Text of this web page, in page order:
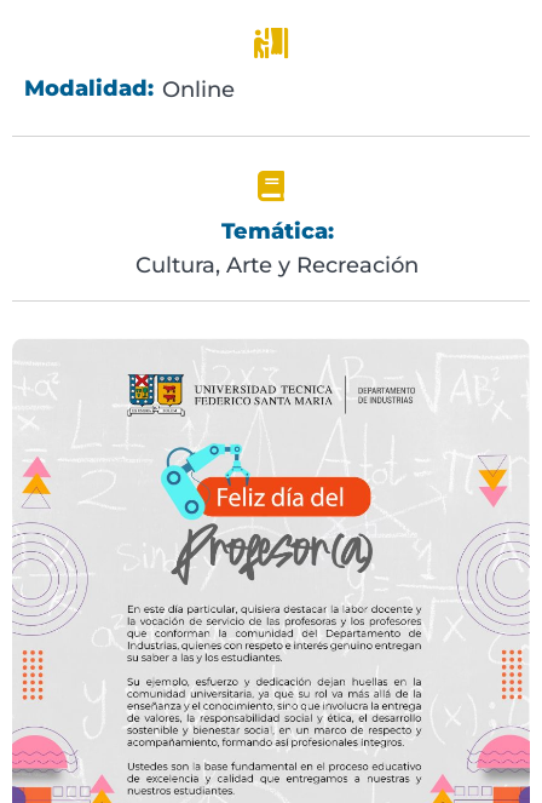
Modalidad: Online
Temática:
Cultura, Arte y Recreación